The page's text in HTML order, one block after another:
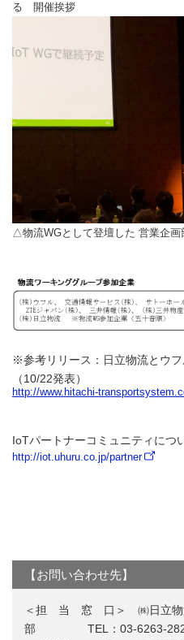
る 開催挨拶
△物流WGとして登壇した 営業企画
※参考リリース：日立物流とウ
（10/22発表）
http://www.hitachi-
IoTパートナーコミュニティにつ
http://iot.uhuru.co.jp/partner
【お問い合わせ先】
＜担 当 窓 口＞ ㈱日立物
部 TEL：03-6263-